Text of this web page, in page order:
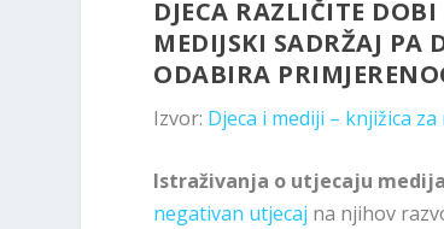
DJECA RAZLIČITE
MEDIJSKI SADRŽAJ
ODABIRA
Izvor: Djeca i mediji – knjižica
Istraživanja o utjecaju
negativan utjecaj na njihov